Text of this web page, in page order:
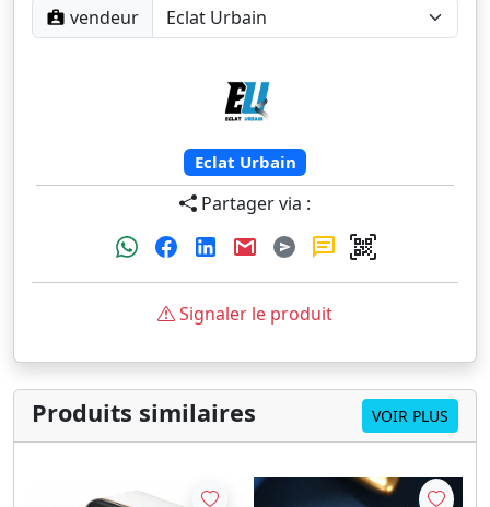
vendeur
Eclat Urbain
Partager via :
Signaler le produit
Produits similaires VOIR PLUS